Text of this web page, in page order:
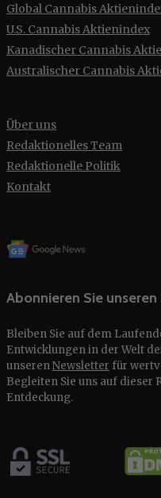
Global Cannabis
U.S. Cannabis Aktienindex
Kanadischer Cannabis
Australischer Cannabis
Über uns
Redaktionelles Team
Redaktionelle Politik
Kontakt
Abonnieren Sie
Bleiben Sie auf dem
Entwicklungen in der Welt
unserenNewsletter für
Begleiten Sie uns auf dieser
Entdeckung.